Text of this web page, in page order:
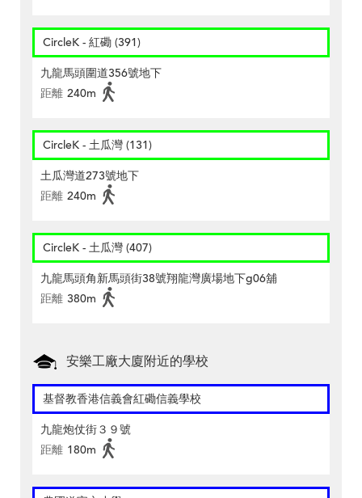
CircleK - 紅磡 (391)
九龍馬頭圍道356號地下
距離 240m
CircleK - 土瓜灣 (131)
土瓜灣道273號地下
距離 240m
CircleK - 土瓜灣 (407)
九龍馬頭角新馬頭街38號翔龍灣廣場地下g06舖
距離 380m
安樂工廠大廈附近的學校
基督教香港信義會紅磡信義學校
九龍炮仗街３９號
距離 180m